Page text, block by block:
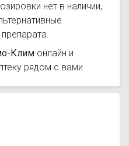
нет в наличии,
Клим онлайн и
рядом с вами.